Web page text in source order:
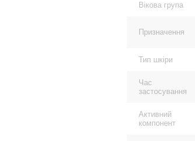
Вікова група
Призначення
Тип шкіри
Час
застосування
Активний
компонент